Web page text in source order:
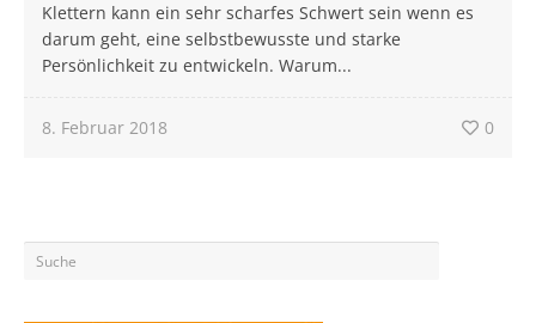
Klettern kann ein sehr scharfes Schwert sein wenn es
darum geht, eine selbstbewusste und starke
Persönlichkeit zu entwickeln. Warum...
8. Februar 2018 0